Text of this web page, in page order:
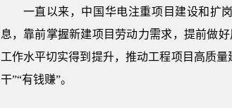
一直以来，中国华电注重项目建设和扩
息，靠前掌握新建项目劳动力需求，提前做
工作水平切实得到提升，推动工程项目高质
干”“有钱赚”。